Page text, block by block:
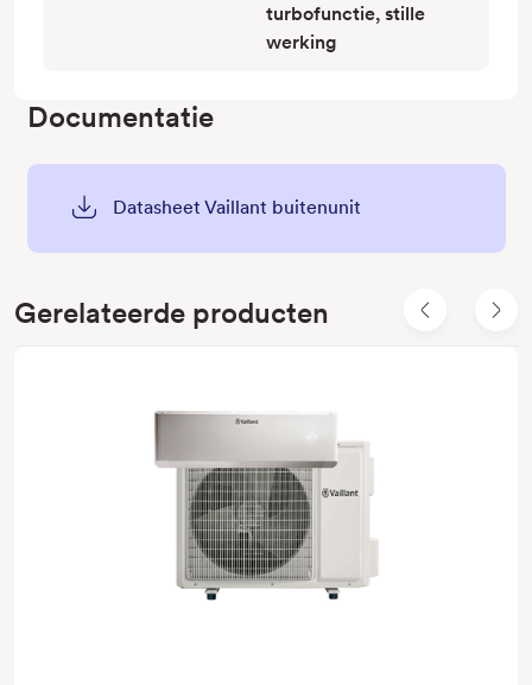
turbofunctie, stille
werking
Documentatie
Datasheet Vaillant buitenunit
Gerelateerde producten